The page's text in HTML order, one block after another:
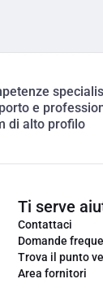
e
di alto profilo
Ti serve
Contattaci
Domande
Trova il punto
Area fornitori